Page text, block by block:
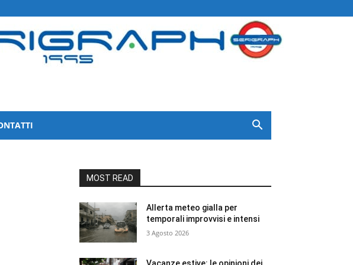
MOST READ
Allerta meteo gialla per
temporali improvvisi e intensi
3 Agosto 2026